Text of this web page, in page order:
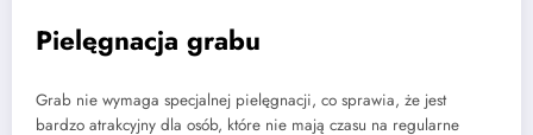
Pielęgnacja grabu
Grab nie wymaga specjalnej pielęgnacji, co sprawia, że jest
bardzo atrakcyjny dla osób, które nie mają czasu na regularne